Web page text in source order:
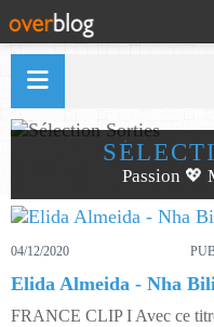
Passion 💖
04/12/2020
Elida Almeida - Nha
FRANCE CLIP I Avec ce